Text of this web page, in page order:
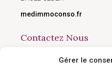
Gérer le
medimmoconso.fr
Contactez Nous
168 avenue du Président